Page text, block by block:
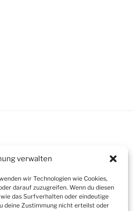
verwalten
wir Technologien wie Cookies,
darauf zuzugreifen. Wenn du diesen
das Surfverhalten oder eindeutige
deine Zustimmung nicht erteilst oder